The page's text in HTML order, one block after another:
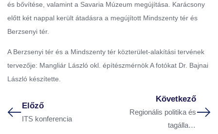
és bővítése, valamint a Savaria Múzeum megújítása. Karácsony
előtt két nappal került átadásra a megújított Mindszenty tér és
Berzsenyi tér.
A Berzsenyi tér és a Mindszenty tér közterület-alakítási tervének
tervezője: Mangliár László okl. építészmérnök A fotókat Dr. Bajnai
László készítette.
Előző
ITS konferencia
Következő
Regionális politika és
tagállami